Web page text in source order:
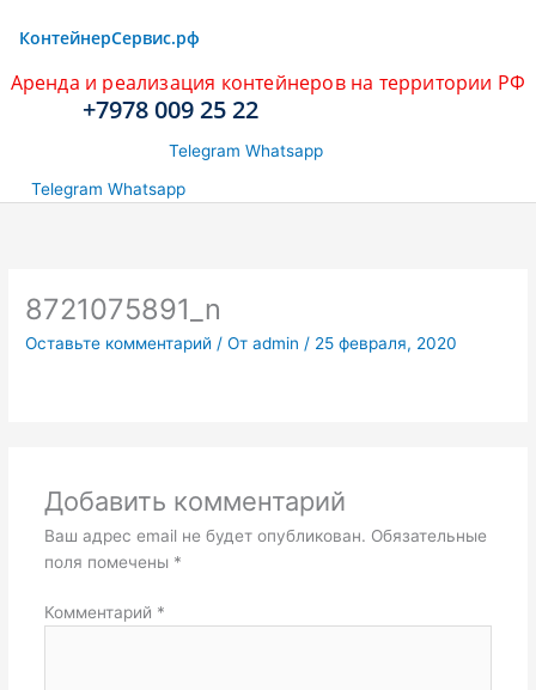
КонтейнерCервис.рф
Аренда и реализация контейнеров на территории РФ
+7978 009 25 22
Telegram Whatsapp
Telegram Whatsapp
8721075891_n
Оставьте комментарий / Отadmin / 25 февраля, 2020
Добавить комментарий
Ваш адрес email не будет опубликован. Обязательные
поля помечены *
Комментарий *